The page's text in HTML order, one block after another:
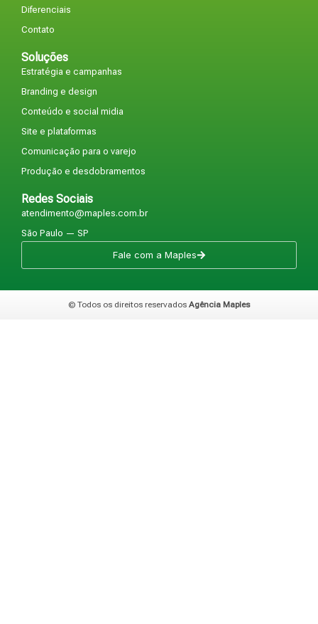
Diferenciais
Contato
Soluções
Estratégia e campanhas
Branding e design
Conteúdo e social midia
Site e plataformas
Comunicação para o varejo
Produção e desdobramentos
Redes Sociais
atendimento@maples.com.br
São Paulo — SP
Fale com a Maples
© Todos os direitos reservados Agência Maples